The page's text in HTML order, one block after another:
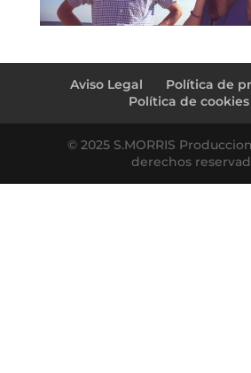
Aviso Legal
Política de
Política de cookies
© 2025 S.MORRIS
derechos